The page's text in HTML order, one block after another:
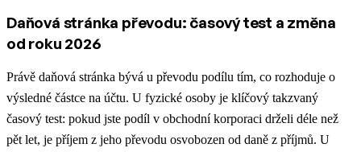
Daňová stránka převodu: časový test a změna
od roku 2026
Právě daňová stránka bývá u převodu podílu tím, co rozhoduje o
výsledné částce na účtu. U fyzické osoby je klíčový takzvaný
časový test: pokud jste podíl v obchodní korporaci drželi déle než
pět let, je příjem z jeho převodu osvobozen od daně z příjmů. U